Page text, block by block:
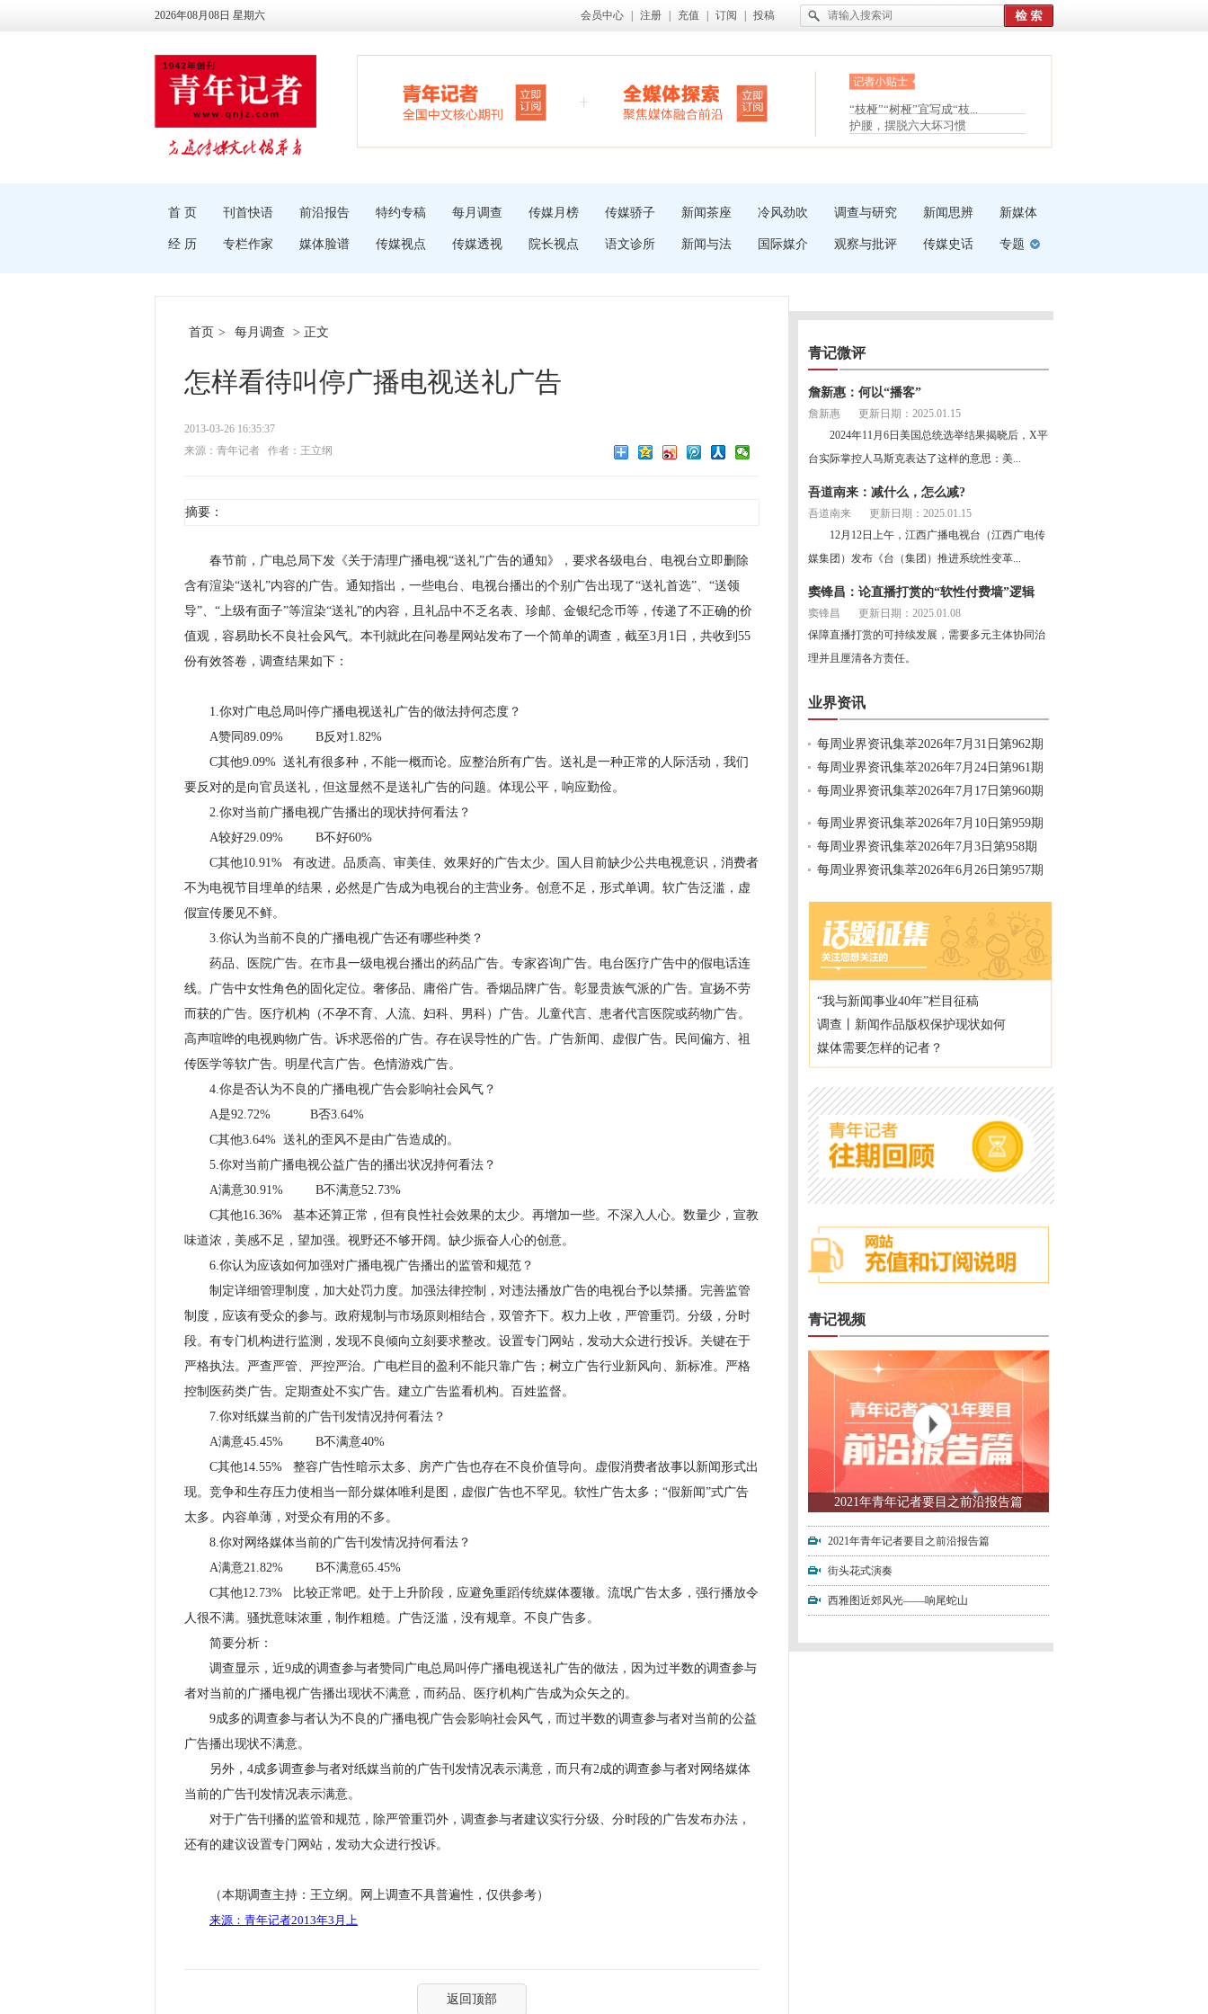
2026年08月08日 星期六 会员中心 注册 充值 订阅 投稿
眼白变红或是结膜下出血
“枝桠”“树桠”宜写成“枝...
夏天缓解疲劳有三招
护腰，摆脱六大坏习惯
受伤了冰敷还是热敷
首 页 刊首快语 前沿报告 特约专稿 每月调查 传媒月榜 传媒骄子 新闻茶座 冷风劲吹 调查与研究 新闻思辨 新媒体
经 历 专栏作家 媒体脸谱 传媒视点 传媒透视 院长视点 语文诊所 新闻与法 国际媒介 观察与批评 传媒史话 专题
首页 > 每月调查 > 正文
怎样看待叫停广播电视送礼广告
2013-03-26 16:35:37
来源：青年记者
作者：王立纲
摘要：
春节前，广电总局下发《关于清理广播电视“送礼”广告的通知》，要求各级电台、电视台立即删除
含有渲染“送礼”内容的广告。通知指出，一些电台、电视台播出的个别广告出现了“送礼首选”、“送领
导”、“上级有面子”等渲染“送礼”的内容，且礼品中不乏名表、珍邮、金银纪念币等，传递了不正确的价
值观，容易助长不良社会风气。本刊就此在问卷星网站发布了一个简单的调查，截至3月1日，共收到55
份有效答卷，调查结果如下：
1.你对广电总局叫停广播电视送礼广告的做法持何态度？
A赞同89.09% B反对1.82%
C其他9.09% 送礼有很多种，不能一概而论。应整治所有广告。送礼是一种正常的人际活动，我们
要反对的是向官员送礼，但这显然不是送礼广告的问题。体现公平，响应勤俭。
2.你对当前广播电视广告播出的现状持何看法？
A较好29.09% B不好60%
C其他10.91% 有改进。品质高、审美佳、效果好的广告太少。国人目前缺少公共电视意识，消费者
不为电视节目埋单的结果，必然是广告成为电视台的主营业务。创意不足，形式单调。软广告泛滥，虚
假宣传屡见不鲜。
3.你认为当前不良的广播电视广告还有哪些种类？
药品、医院广告。在市县一级电视台播出的药品广告。专家咨询广告。电台医疗广告中的假电话连
线。广告中女性角色的固化定位。奢侈品、庸俗广告。香烟品牌广告。彰显贵族气派的广告。宣扬不劳
而获的广告。医疗机构（不孕不育、人流、妇科、男科）广告。儿童代言、患者代言医院或药物广告。
高声喧哗的电视购物广告。诉求恶俗的广告。存在误导性的广告。广告新闻、虚假广告。民间偏方、祖
传医学等软广告。明星代言广告。色情游戏广告。
4.你是否认为不良的广播电视广告会影响社会风气？
A是92.72% B否3.64%
C其他3.64% 送礼的歪风不是由广告造成的。
5.你对当前广播电视公益广告的播出状况持何看法？
A满意30.91% B不满意52.73%
C其他16.36% 基本还算正常，但有良性社会效果的太少。再增加一些。不深入人心。数量少，宣教
味道浓，美感不足，望加强。视野还不够开阔。缺少振奋人心的创意。
6.你认为应该如何加强对广播电视广告播出的监管和规范？
制定详细管理制度，加大处罚力度。加强法律控制，对违法播放广告的电视台予以禁播。完善监管
制度，应该有受众的参与。政府规制与市场原则相结合，双管齐下。权力上收，严管重罚。分级，分时
段。有专门机构进行监测，发现不良倾向立刻要求整改。设置专门网站，发动大众进行投诉。关键在于
严格执法。严查严管、严控严治。广电栏目的盈利不能只靠广告；树立广告行业新风向、新标准。严格
控制医药类广告。定期查处不实广告。建立广告监看机构。百姓监督。
7.你对纸媒当前的广告刊发情况持何看法？
A满意45.45% B不满意40%
C其他14.55% 整容广告性暗示太多、房产广告也存在不良价值导向。虚假消费者故事以新闻形式出
现。竞争和生存压力使相当一部分媒体唯利是图，虚假广告也不罕见。软性广告太多；“假新闻”式广告
太多。内容单薄，对受众有用的不多。
8.你对网络媒体当前的广告刊发情况持何看法？
A满意21.82% B不满意65.45%
C其他12.73% 比较正常吧。处于上升阶段，应避免重蹈传统媒体覆辙。流氓广告太多，强行播放令
人很不满。骚扰意味浓重，制作粗糙。广告泛滥，没有规章。不良广告多。
简要分析：
调查显示，近9成的调查参与者赞同广电总局叫停广播电视送礼广告的做法，因为过半数的调查参与
者对当前的广播电视广告播出现状不满意，而药品、医疗机构广告成为众矢之的。
9成多的调查参与者认为不良的广播电视广告会影响社会风气，而过半数的调查参与者对当前的公益
广告播出现状不满意。
另外，4成多调查参与者对纸媒当前的广告刊发情况表示满意，而只有2成的调查参与者对网络媒体
当前的广告刊发情况表示满意。
对于广告刊播的监管和规范，除严管重罚外，调查参与者建议实行分级、分时段的广告发布办法，
还有的建议设置专门网站，发动大众进行投诉。
（本期调查主持：王立纲。网上调查不具普遍性，仅供参考）
来源：青年记者2013年3 月上
返回顶部
青记微评
詹新惠：何以“播客”
詹新惠
更新日期：2025.01.15
2024年11月6日美国总统选举结果揭晓后，X平
台实际掌控人马斯克表达了这样的意思：美...
吾道南来：减什么，怎么减?
吾道南来
更新日期：2025.01.15
12月12日上午，江西广播电视台（江西广电传
媒集团）发布《台（集团）推进系统性变革...
窦锋昌：论直播打赏的“软性付费墙”逻辑
窦锋昌
更新日期：2025.01.08
保障直播打赏的可持续发展，需要多元主体协同治
理并且厘清各方责任。
业界资讯
每周业界资讯集萃2026年7月31日第962期
每周业界资讯集萃2026年7月24日第961期
每周业界资讯集萃2026年7月17日第960期
每周业界资讯集萃2026年7月10日第959期
每周业界资讯集萃2026年7月3日第958期
每周业界资讯集萃2026年6月26日第957期
“我与新闻事业40年”栏目征稿
调查丨新闻作品版权保护现状如何
媒体需要怎样的记者？
青记视频
2021年青年记者要目之前沿报告篇
2021年青年记者要目之前沿报告篇
街头花式演奏
西雅图近郊风光——响尾蛇山